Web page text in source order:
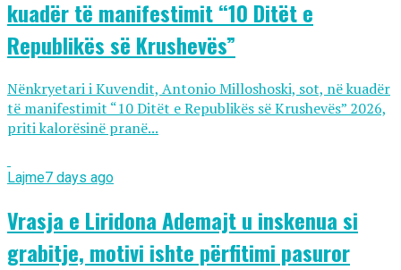
kuadër të manifestimit “10 Ditët e
Republikës së Krushevës”
Nënkryetari i Kuvendit, Antonio Milloshoski, sot, në kuadër
të manifestimit “10 Ditët e Republikës së Krushevës” 2026,
priti kalorësinë pranë...
Lajme7 days ago
Vrasja e Liridona Ademajt u inskenua si
grabitje, motivi ishte përfitimi pasuror